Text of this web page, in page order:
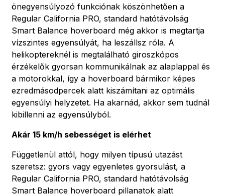
önegyensúlyozó funkciónak köszönhetően a
Regular California PRO, standard hatótávolság
Smart Balance hoverboard még akkor is megtartja
vízszintes egyensúlyát, ha leszállsz róla. A
helikoptereknél is megtalálható giroszkópos
érzékelők gyorsan kommunikálnak az alaplappal és
a motorokkal, így a hoverboard bármikor képes
ezredmásodpercek alatt kiszámítani az optimális
egyensúlyi helyzetet. Ha akarnád, akkor sem tudnál
kibillenni az egyensúlyból.
Akár 15 km/h sebességet is elérhet
Függetlenül attól, hogy milyen típusú utazást
szeretsz: gyors vagy egyenletes gyorsulást, a
Regular California PRO, standard hatótávolság
Smart Balance hoverboard pillanatok alatt